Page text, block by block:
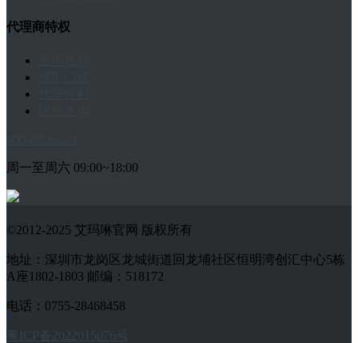
代理商特权
周一至周六 09:00~18:00
©2012-2025 艾玛琳官网 版权所有
地址：深圳市龙岗区龙城街道回龙埔社区恒明湾创汇中心5栋
A座1802-1803 邮编：518172
电话：0755-28468458
粤ICP备2022015076号